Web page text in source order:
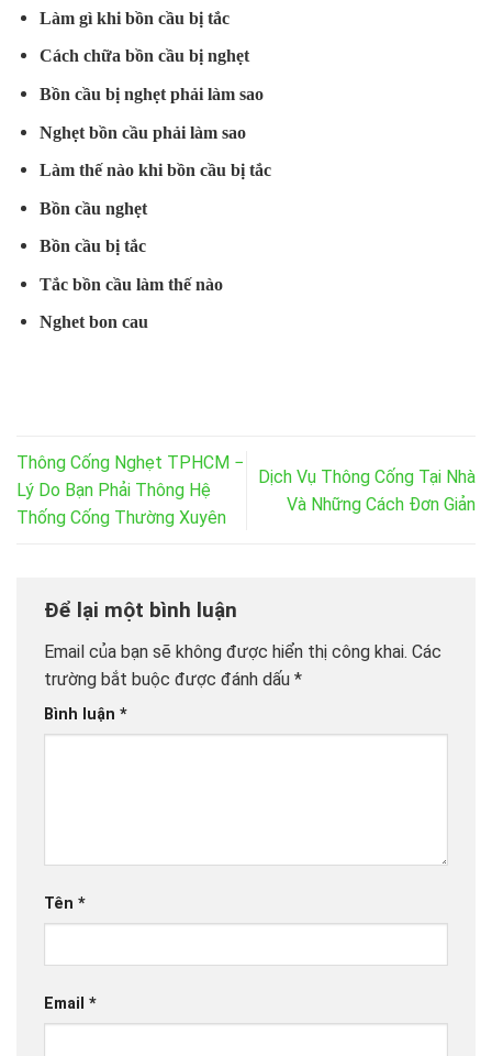
Làm gì khi bồn cầu bị tắc
Cách chữa bồn cầu bị nghẹt
Bồn cầu bị nghẹt phải làm sao
Nghẹt bồn cầu phải làm sao
Làm thế nào khi bồn cầu bị tắc
Bồn cầu nghẹt
Bồn cầu bị tắc
Tắc bồn cầu làm thế nào
Nghet bon cau
Thông Cống Nghẹt TPHCM −
Lý Do Bạn Phải Thông Hệ
Thống Cống Thường Xuyên
Dịch Vụ Thông Cống Tại Nhà
Và Những Cách Đơn Giản
Để lại một bình luận
Email của bạn sẽ không được hiển thị công khai. Các
trường bắt buộc được đánh dấu *
Bình luận *
Tên *
Email *